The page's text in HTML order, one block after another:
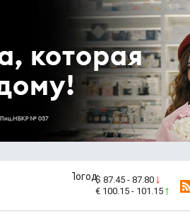
$ 87.45 - 87.80
€ 100.15 - 101.15